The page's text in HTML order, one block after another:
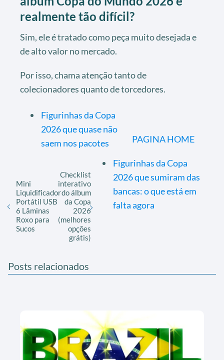
realmente tão difícil?
Sim, ele é tratado como peça muito desejada e
de alto valor no mercado.
Por isso, chama atenção tanto de
colecionadores quanto de torcedores.
Figurinhas da Copa
2026 que quase não
saem nos pacotes
Figurinhas da Copa
2026 que sumiram das
bancas: o que está em
falta agora
PAGINA HOME
Mini
Liquidificador
Portátil USB
6 Lâminas
Roxo para
Sucos
Checklist
interativo
do álbum
da Copa
2026
(melhores
opções
grátis)
Posts relacionados